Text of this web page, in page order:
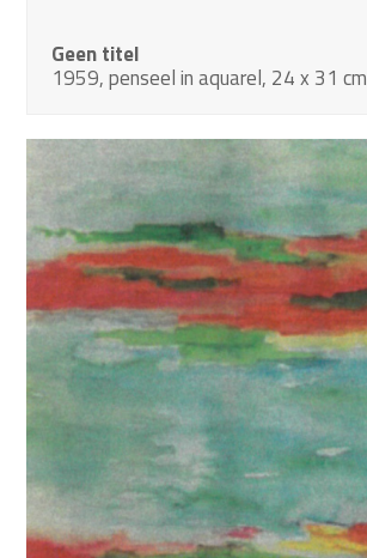
Geen titel
1959, penseel in aquarel, 24 x 31 cm